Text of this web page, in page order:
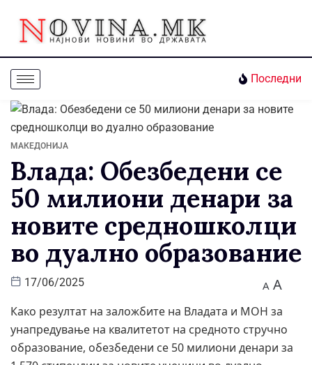
Последни
МАКЕДОНИЈА
Влада: Обезбедени се
50 милиони денари за
новите средношколци
во дуално образование
17/06/2025 A A
Како резултат на заложбите на Владата и МОН за
унапредување на квалитетот на средното стручно
образование, обезбедени се 50 милиони денари за